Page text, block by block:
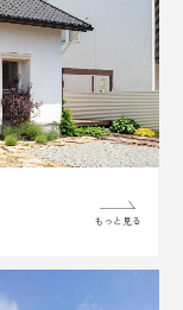
もっと見る